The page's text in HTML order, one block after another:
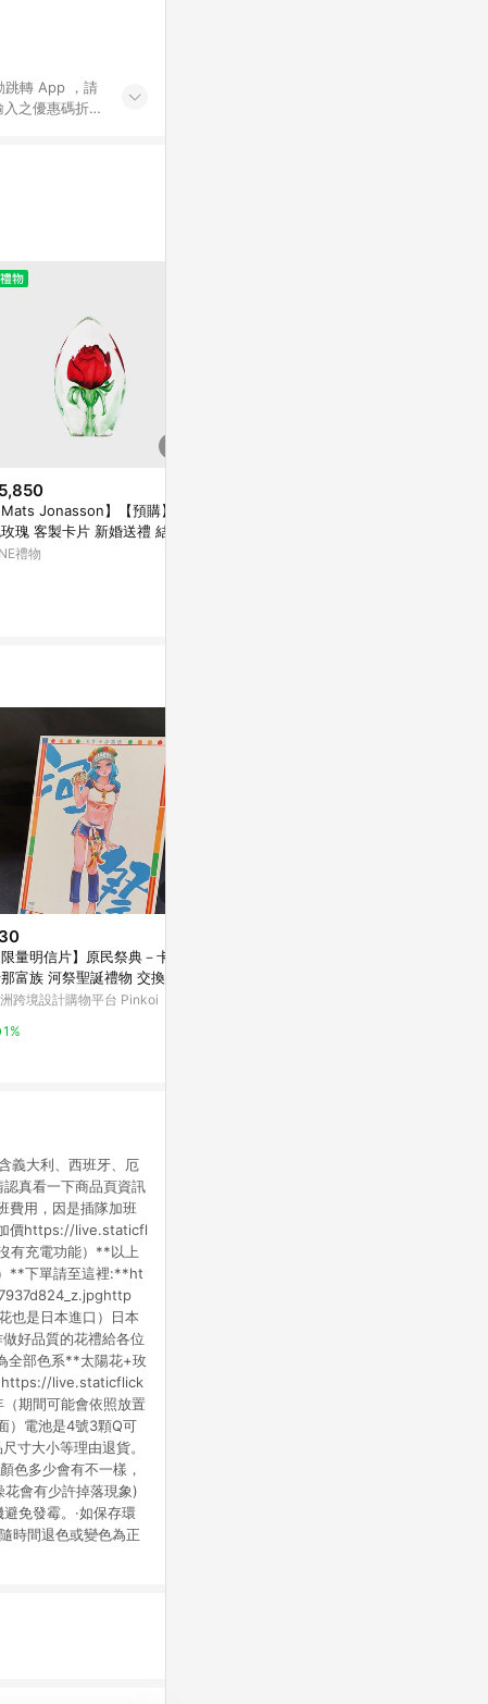
跳轉 App ，請
之優惠碼折
出貨後 45 天
完成訂單，不
Mats Jonasson】【預購】紅
瑰 客製卡片 新婚送禮 結婚
情人禮物 送禮推薦 週年紀
禮物
限量明信片】原民祭典－卡那
富族 河祭聖誕禮物 交換禮物
跨境設計購物平台 Pinkoi
1%
義大利、西班牙、厄
真看一下商品頁資訊
用，因是插隊加班
加價https://live.staticfl
有充電功能）**以上
**下單請至這裡:**ht
也是日本進口）日本
好品質的花禮給各位
全部色系**太陽花+玫
live.staticflick
期間可能會依照放置
）電池是4號3顆Q可
寸大小等理由退貨。
色多少會有不一樣，
會有少許掉落現象)
免發霉。·如保存環
時間退色或變色為正